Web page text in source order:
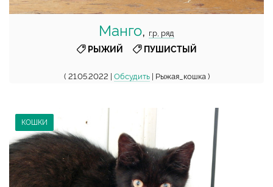
Манго, г.р, ряд
РЫЖИЙ
ПУШИСТЫЙ
( 21.05.2022 | Обсудить| Рыжая_кошка )
КОШКИ